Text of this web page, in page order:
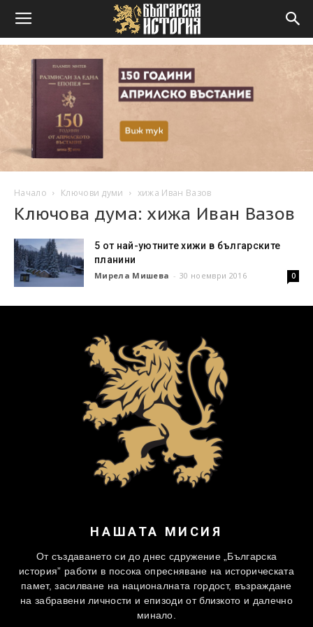
Начало Ключови думи хижа Иван Вазов
Ключова дума: хижа Иван Вазов
5 от най-уютните хижи в българските
планини
Мирела Мишева - 30 ноември 2016 0
НАШАТА МИСИЯ
От създаването си до днес сдружение „Българска
история” работи в посока опресняване на историческата
памет, засилване на националната гордост, възраждане
на забравени личности и епизоди от близкото и далечно
минало.